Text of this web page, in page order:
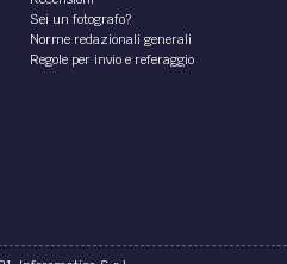
Sei un fotografo?
Norme redazionali generali
Regole per invio e referaggio